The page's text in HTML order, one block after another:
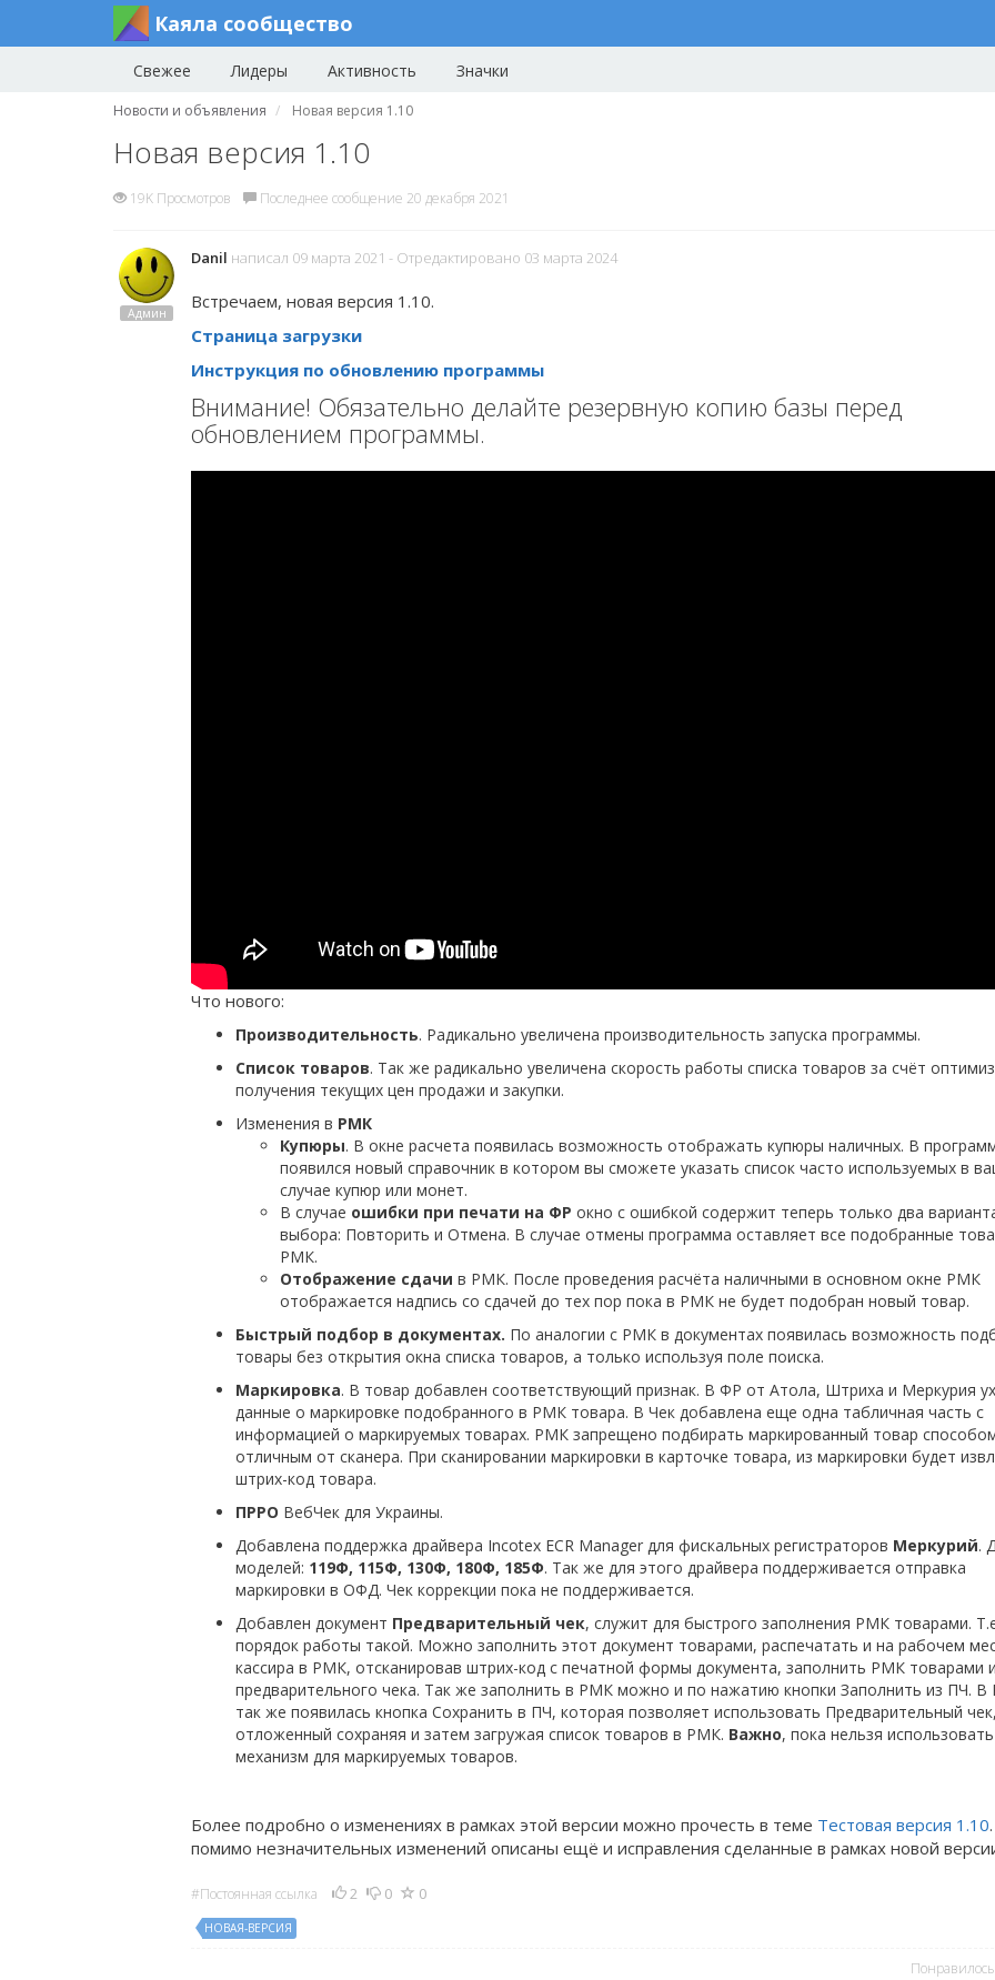
Каяла сообщество
Свежее Лидеры Активность Значки
Новости и объявления Новая версия 1.10
Новая версия 1.10
19K Просмотров Последнее сообщение 20 декабря 2021
Админ
Danil написал 09 марта 2021 - Отредактировано 03 марта 2024
Встречаем, новая версия 1.10.
Страница загрузки
Инструкция по обновлению программы
Внимание! Обязательно делайте резервную копию базы перед
обновлением программы.
Что нового:
Производительность. Радикально увеличена производительность запуска программы.
Список товаров. Так же радикально увеличена скорость работы списка товаров за счёт
получения текущих цен продажи и закупки.
Изменения в РМК
Купюры. В окне расчета появилась возможность отображать купюры наличных. В
появился новый справочник в котором вы сможете указать список часто используемых в
случае купюр или монет.
В случае ошибки при печати на ФР окно с ошибкой содержит теперь только два
выбора: Повторить и Отмена. В случае отмены программа оставляет все подобранные
РМК.
Отображение сдачи в РМК. После проведения расчёта наличными в основном окне РМК
отображается надпись со сдачей до тех пор пока в РМК не будет подобран новый товар.
Быстрый подбор в документах. По аналогии с РМК в документах появилась возможность
товары без открытия окна списка товаров, а только используя поле поиска.
Маркировка. В товар добавлен соответствующий признак. В ФР от Атола, Штриха и Меркурия
данные о маркировке подобранного в РМК товара. В Чек добавлена еще одна табличная часть с
информацией о маркируемых товарах. РМК запрещено подбирать маркированный товар
отличным от сканера. При сканировании маркировки в карточке товара, из маркировки будет
штрих-код товара.
ПРРО ВебЧек для Украины.
Добавлена поддержка драйвера Incotex ECR Manager для фискальных регистраторов Меркурий.
моделей: 119Ф, 115Ф, 130Ф, 180Ф, 185Ф. Так же для этого драйвера поддерживается отправка
маркировки в ОФД. Чек коррекции пока не поддерживается.
Добавлен документ Предварительный чек, служит для быстрого заполнения РМК товарами.
порядок работы такой. Можно заполнить этот документ товарами, распечатать и на рабочем
кассира в РМК, отсканировав штрих-код с печатной формы документа, заполнить РМК товарами
предварительного чека. Так же заполнить в РМК можно и по нажатию кнопки Заполнить из ПЧ.
так же появилась кнопка Сохранить в ПЧ, которая позволяет использовать Предварительный
отложенный сохраняя и затем загружая список товаров в РМК. Важно, пока нельзя
механизм для маркируемых товаров.
Более подробно о изменениях в рамках этой версии можно прочесть в теме Тестовая версия 1.10
помимо незначительных изменений описаны ещё и исправления сделанные в рамках новой
#Постоянная ссылка 2 0 0
НОВАЯ-ВЕРСИЯ
Понравилось